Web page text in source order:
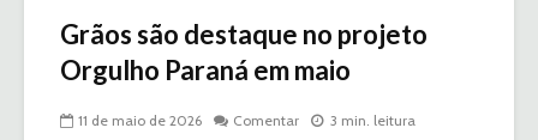
Grãos são destaque no projeto
Orgulho Paraná em maio
11 de maio de 2026 Comentar 3 min. leitura